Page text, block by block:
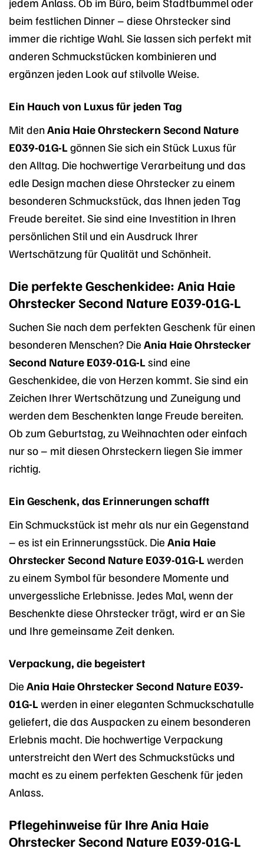
beim festlichen Dinner – diese Ohrstecker sind
immer die richtige Wahl. Sie lassen sich perfekt mit
anderen Schmuckstücken kombinieren und
ergänzen jeden Look auf stilvolle Weise.
Ein Hauch von Luxus für jeden Tag
Mit denAnia Haie Ohrsteckern Second Nature
E039-01G-L gönnen Sie sich ein Stück Luxus für
den Alltag. Die hochwertige Verarbeitung und das
edle Design machen diese Ohrstecker zu einem
besonderen Schmuckstück, das Ihnen jeden Tag
Freude bereitet. Sie sind eine Investition in Ihren
persönlichen Stil und ein Ausdruck Ihrer
Wertschätzung für Qualität und Schönheit.
Die perfekte Geschenkidee: Ania Haie
Ohrstecker Second Nature E039-01G-L
Suchen Sie nach dem perfekten Geschenk für einen
besonderen Menschen? Die Ania Haie Ohrstecker
Second Nature E039-01G-Lsind eine
Geschenkidee, die von Herzen kommt. Sie sind ein
Zeichen Ihrer Wertschätzung und Zuneigung und
werden dem Beschenkten lange Freude bereiten.
Ob zum Geburtstag, zu Weihnachten oder einfach
nur so – mit diesen Ohrsteckern liegen Sie immer
richtig.
Ein Geschenk, das Erinnerungen schafft
Ein Schmuckstück ist mehr als nur ein Gegenstand
– es ist ein Erinnerungsstück. Die Ania Haie
Ohrstecker Second Nature E039-01G-L werden
zu einem Symbol für besondere Momente und
unvergessliche Erlebnisse. Jedes Mal, wenn der
Beschenkte diese Ohrstecker trägt, wird er an Sie
und Ihre gemeinsame Zeit denken.
Verpackung, die begeistert
Die Ania Haie Ohrstecker Second Nature E039-
01G-Lwerden in einer eleganten Schmuckschatulle
geliefert, die das Auspacken zu einem besonderen
Erlebnis macht. Die hochwertige Verpackung
unterstreicht den Wert des Schmuckstücks und
macht es zu einem perfekten Geschenk für jeden
Anlass.
Pflegehinweise für Ihre Ania Haie
Ohrstecker Second Nature E039-01G-L